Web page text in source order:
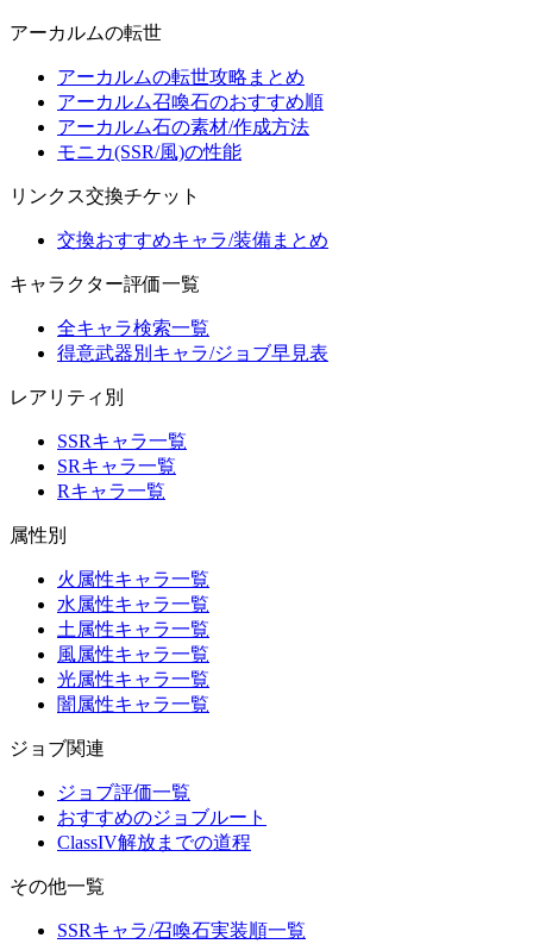
アーカルムの転世
アーカルムの転世攻略まとめ
アーカルム召喚石のおすすめ順
アーカルム石の素材/作成方法
モニカ(SSR/風)の性能
リンクス交換チケット
交換おすすめキャラ/装備まとめ
キャラクター評価一覧
全キャラ検索一覧
得意武器別キャラ/ジョブ早見表
レアリティ別
SSRキャラ一覧
SRキャラ一覧
Rキャラ一覧
属性別
火属性キャラ一覧
水属性キャラ一覧
土属性キャラ一覧
風属性キャラ一覧
光属性キャラ一覧
闇属性キャラ一覧
ジョブ関連
ジョブ評価一覧
おすすめのジョブルート
ClassIV解放までの道程
その他一覧
SSRキャラ/召喚石実装順一覧